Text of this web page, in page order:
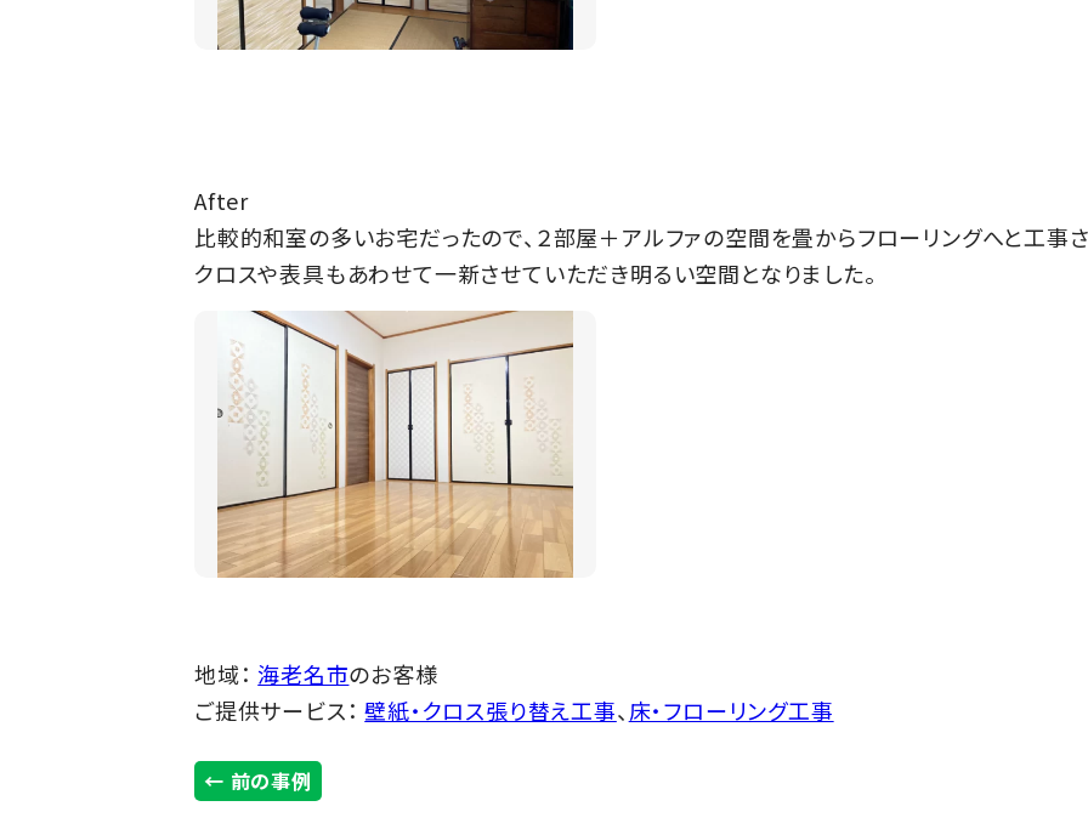
After
比較的和室の多いお宅だったので、２部屋＋アルファの空間を畳からフローリングへと工事
クロスや表具もあわせて一新させていただき明るい空間となりました。
地域： 海老名市のお客様
ご提供サービス：壁紙・クロス張り替え工事、 床・フローリング工事
← 前の事例